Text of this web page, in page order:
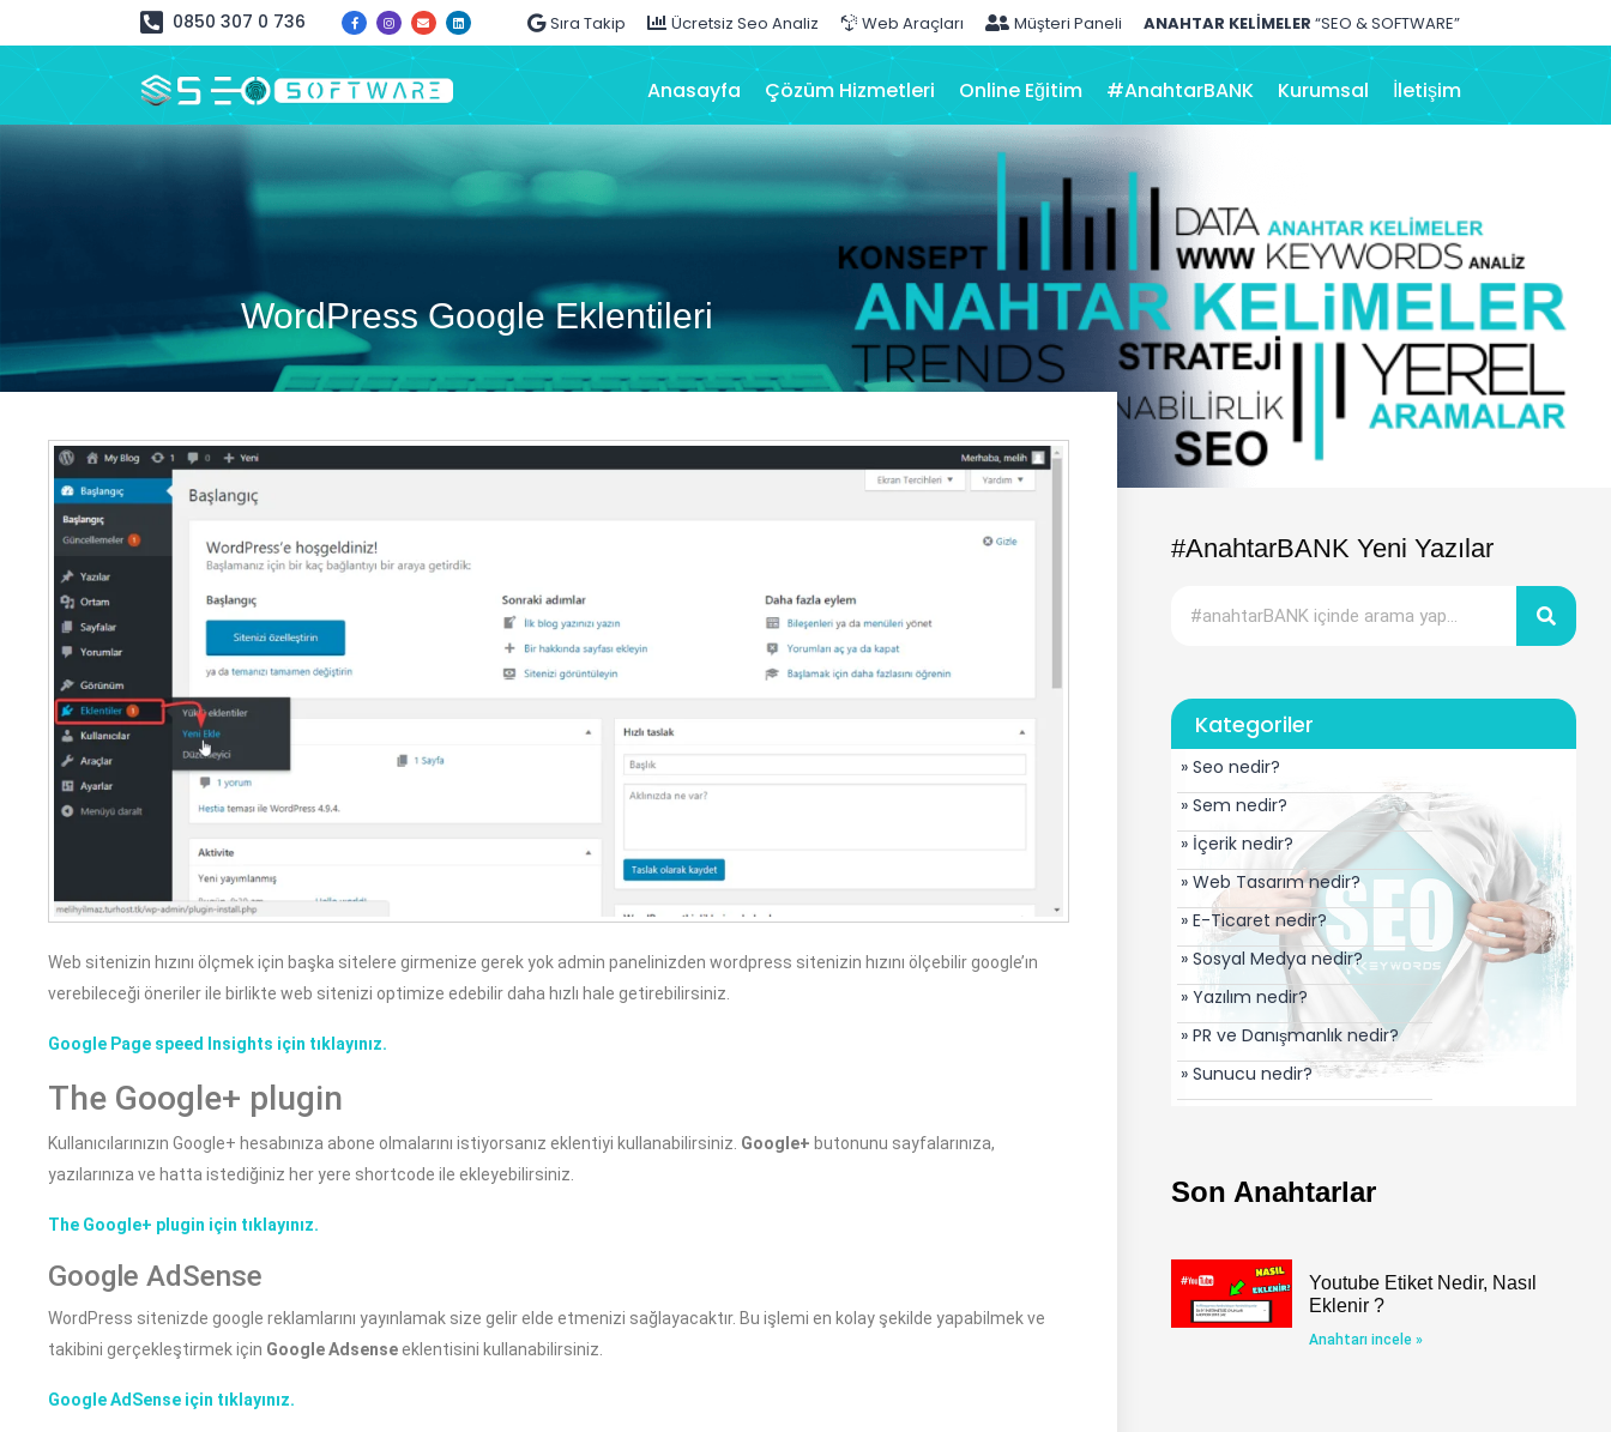
0850 307 0 736 Sıra Takip Ücretsiz Seo Analiz Web Araçları Müşteri Paneli ANAHTAR KELİMELER “SEO & SOFTWARE”
Anasayfa Çözüm Hizmetleri Online Eğitim #AnahtarBANK Kurumsal İletişim
WordPress Google Eklentileri
Web sitenizin hızını ölçmek için başka sitelere girmenize gerek yok admin panelinizden wordpress sitenizin hızını ölçebilir google’ın
verebileceği öneriler ile birlikte web sitenizi optimize edebilir daha hızlı hale getirebilirsiniz.
Google Page speed Insights için tıklayınız.
The Google+ plugin
Kullanıcılarınızın Google+ hesabınıza abone olmalarını istiyorsanız eklentiyi kullanabilirsiniz. Google+ butonunu sayfalarınıza,
yazılarınıza ve hatta istediğiniz her yere shortcode ile ekleyebilirsiniz.
The Google+ plugin için tıklayınız.
Google AdSense
WordPress sitenizde google reklamlarını yayınlamak size gelir elde etmenizi sağlayacaktır. Bu işlemi en kolay şekilde yapabilmek ve
takibini gerçekleştirmek için Google Adsenseeklentisini kullanabilirsiniz.
Google AdSense için tıklayınız.
#AnahtarBANK Yeni Yazılar
Kategoriler
» Seo nedir?
» Sem nedir?
» İçerik nedir?
» Web Tasarım nedir?
» E-Ticaret nedir?
» Sosyal Medya nedir?
» Yazılım nedir?
» PR ve Danışmanlık nedir?
» Sunucu nedir?
Son Anahtarlar
Youtube Etiket Nedir, Nasıl
Eklenir ?
Anahtarı incele »